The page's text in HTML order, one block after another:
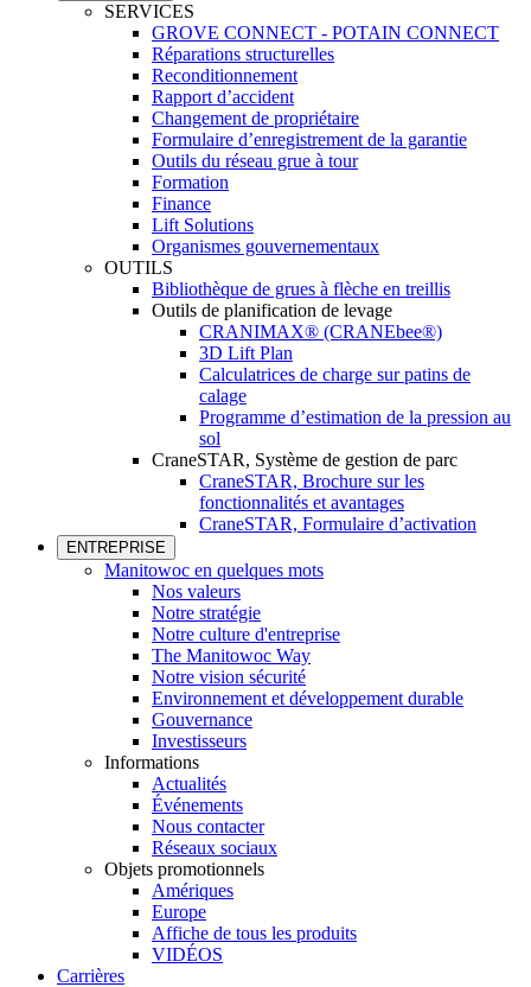
SERVICES
GROVE CONNECT - POTAIN CONNECT
Réparations structurelles
Reconditionnement
Rapport d’accident
Changement de propriétaire
Formulaire d’enregistrement de la garantie
Outils du réseau grue à tour
Formation
Finance
Lift Solutions
Organismes gouvernementaux
OUTILS
Bibliothèque de grues à flèche en treillis
Outils de planification de levage
CRANIMAX® (CRANEbee®)
3D Lift Plan
Calculatrices de charge sur patins de
calage
Programme d’estimation de la pression au
sol
CraneSTAR, Système de gestion de parc
CraneSTAR, Brochure sur les
fonctionnalités et avantages
CraneSTAR, Formulaire d’activation
ENTREPRISE
Manitowoc en quelques mots
Nos valeurs
Notre stratégie
Notre culture d'entreprise
The Manitowoc Way
Notre vision sécurité
Environnement et développement durable
Gouvernance
Investisseurs
Informations
Actualités
Événements
Nous contacter
Réseaux sociaux
Objets promotionnels
Amériques
Europe
Affiche de tous les produits
VIDÉOS
Carrières